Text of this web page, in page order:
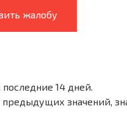
жалобу
14 дней.
значений,